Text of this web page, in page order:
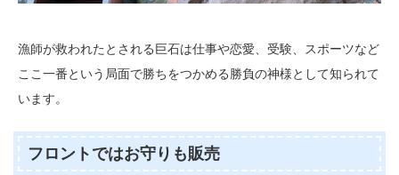
漁師が救われたとされる巨石は仕事や恋愛、受験、スポーツなど
ここ一番という局面で勝ちをつかめる勝負の神様として知られて
います。
フロントではお守りも販売